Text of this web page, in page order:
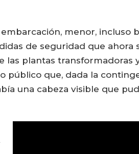
menor, incluso
de seguridad que ahora
las plantas
público que, dada la
una cabeza visible que